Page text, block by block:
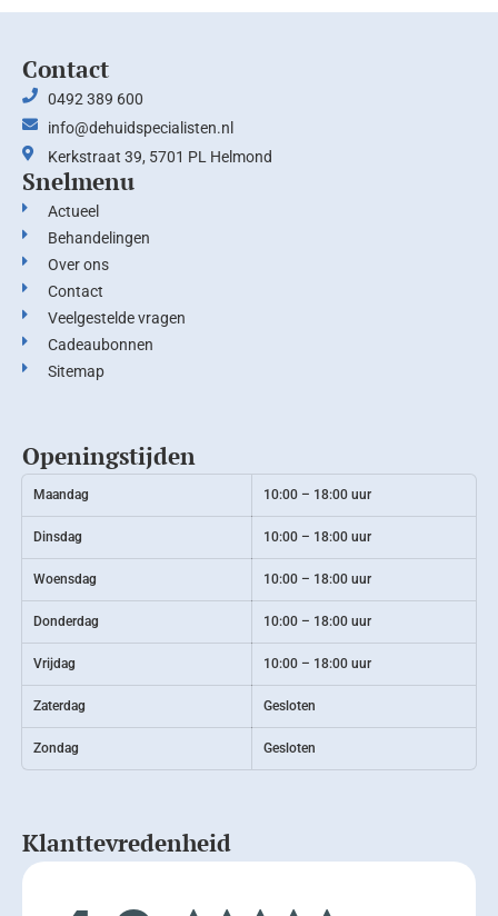
Contact
0492 389 600
info@dehuidspecialisten.nl
Kerkstraat 39, 5701 PL Helmond
Snelmenu
Actueel
Behandelingen
Over ons
Contact
Veelgestelde vragen
Cadeaubonnen
Sitemap
Openingstijden
Maandag 10:00 – 18:00 uur
Dinsdag 10:00 – 18:00 uur
Woensdag 10:00 – 18:00 uur
Donderdag 10:00 – 18:00 uur
Vrijdag 10:00 – 18:00 uur
Zaterdag Gesloten
Zondag Gesloten
Klanttevredenheid